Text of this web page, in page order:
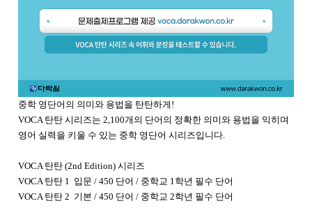
중학 영단어의 의미와 용법을 탄탄하게!
VOCA 탄탄 시리즈는 2,100개의 단어의 정확한 의미와 용법을 익히며
영어 실력을 키울 수 있는 중학 영단어 시리즈입니다.
VOCA 탄탄 (2nd Edition) 시리즈
VOCA 탄탄 1 입문 / 450 단어 / 중학교 1학년 필수 단어
VOCA 탄탄 2 기본 / 450 단어 / 중학교 2학년 필수 단어